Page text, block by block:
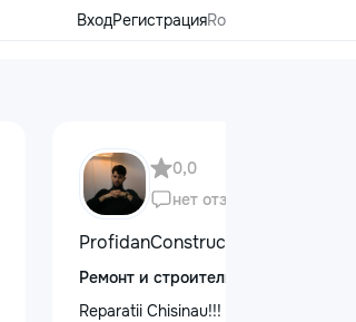
ВходРегистрацияRo
0,0
нет отзывов
ProfidanConstruct
Ремонт и строительство
Reparatii Chisinau!!! Oferim servicii de